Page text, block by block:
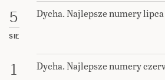
5
SIE
Dycha. Najlepsze numery
1 Dycha. Najlepsze numery